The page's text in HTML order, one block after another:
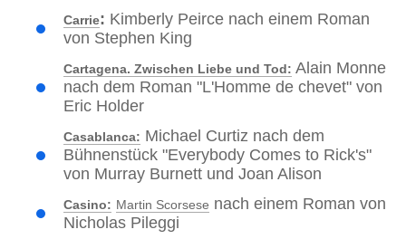
Carrie: Kimberly Peirce nach einem Roman
von Stephen King
Cartagena. Zwischen Liebe und Tod: Alain Monne
nach dem Roman "L'Homme de chevet" von
Eric Holder
Casablanca: Michael Curtiz nach dem
Bühnenstück "Everybody Comes to Rick's"
von Murray Burnett und Joan Alison
Casino: Martin Scorsese nach einem Roman von
Nicholas Pileggi